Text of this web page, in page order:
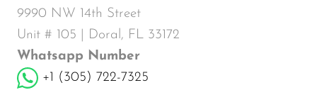
9990 NW 14th Street
Unit # 105 | Doral, FL 33172
Whatsapp Number
+1 (305) 722-7325